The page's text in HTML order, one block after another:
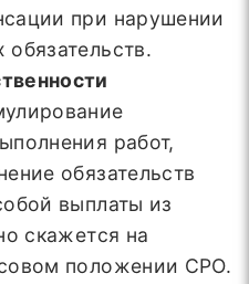
при нарушении
работ,
обязательств
выплаты из
скажется на
положении СРО.